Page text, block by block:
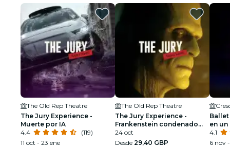
The Old Rep Theatre
The Jury Experience -
Muerte por IA
4.4
(119)
11 oct - 23 ene
The Old Rep Theatre
The Jury Experience -
Frankenstein condenado
por la ley
24 oct
Desde 29,40 GBP
en
4.1
6 nov